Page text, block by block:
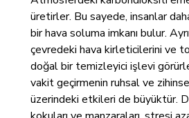
üretirler. Bu sayede, insanlar
bir hava soluma imkanı bulur.
çevredeki hava kirleticilerini ve
doğal bir temizleyici işlevi
vakit geçirmenin ruhsal ve
üzerindeki etkileri de büyüktür.